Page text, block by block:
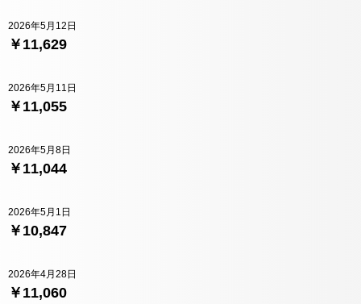
￥11,629
2026年5月12日
￥11,055
2026年5月11日
￥11,044
2026年5月8日
￥10,847
2026年5月1日
￥11,060
2026年4月28日